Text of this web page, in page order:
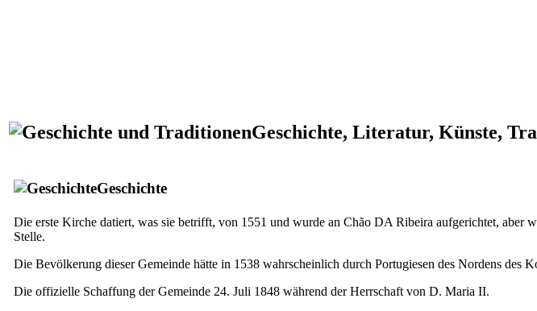
Geschichte, Literatur, Künste,
Geschichte
Die erste Kirche datiert, was sie betrifft, von 1551 und wurde an Chão DA Ribeira aufgerichtet, aber
Stelle.
Die Bevölkerung dieser Gemeinde hätte in 1538 wahrscheinlich durch Portugiesen des Nordens des
Die offizielle Schaffung der Gemeinde 24. Juli 1848 während der Herrschaft von D. Maria II.